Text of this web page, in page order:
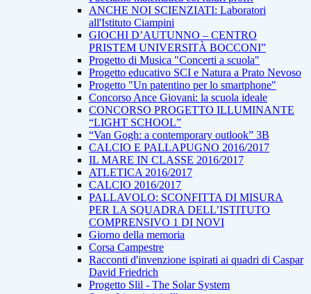
ANCHE NOI SCIENZIATI: Laboratori
all'Istituto Ciampini
GIOCHI D’AUTUNNO – CENTRO
PRISTEM UNIVERSITÀ BOCCONI”
Progetto di Musica "Concerti a scuola"
Progetto educativo SCI e Natura a Prato Nevoso
Progetto "Un patentino per lo smartphone"
Concorso Ance Giovani: la scuola ideale
CONCORSO PROGETTO ILLUMINANTE
“LIGHT SCHOOL”
“Van Gogh: a contemporary outlook” 3B
CALCIO E PALLAPUGNO 2016/2017
IL MARE IN CLASSE 2016/2017
ATLETICA 2016/2017
CALCIO 2016/2017
PALLAVOLO: SCONFITTA DI MISURA
PER LA SQUADRA DELL’ISTITUTO
COMPRENSIVO 1 DI NOVI
Giorno della memoria
Corsa Campestre
Racconti d'invenzione ispirati ai quadri di Caspar
David Friedrich
Progetto Slil - The Solar System